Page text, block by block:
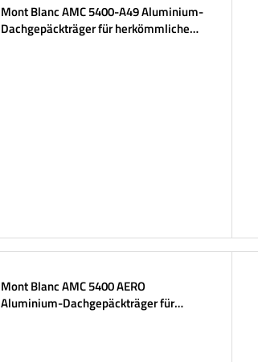
Mont Blanc AMC 5400-A49 Aluminium-
Dachgepäckträger für herkömmliche
Mont Blanc AMC 5400 AERO
Aluminium-Dachgepäckträger für